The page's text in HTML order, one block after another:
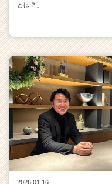
とは？」
2026.01.16